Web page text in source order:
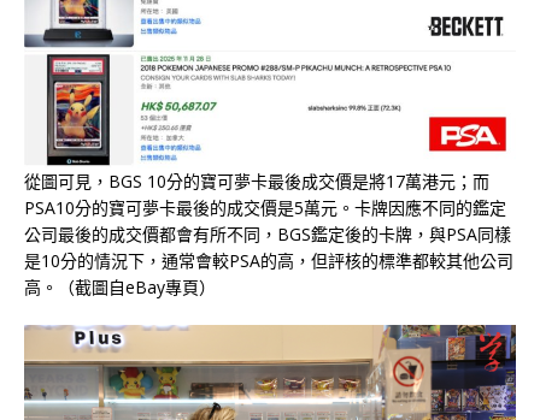
從圖可見，BGS 10分的寶可夢卡最後成交價是將17萬港元；而
PSA10分的寶可夢卡最後的成交價是5萬元。卡牌因應不同的鑑定
公司最後的成交價都會有所不同，BGS鑑定後的卡牌，與PSA同樣
是10分的情況下，通常會較PSA的高，但評核的標準都較其他公司
高。（截圖自eBay專頁）